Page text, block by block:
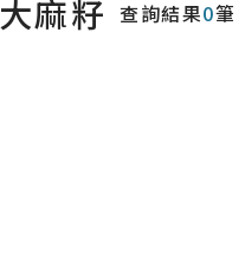
大麻籽 查詢結果0筆